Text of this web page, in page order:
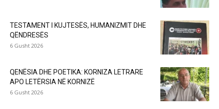
TESTAMENT I KUJTESËS, HUMANIZMIT DHE
QËNDRESËS
6 Gusht 2026
QENËSIA DHE POETIKA: KORNIZA LETRARE
APO LETËRSIA NË KORNIZË
6 Gusht 2026